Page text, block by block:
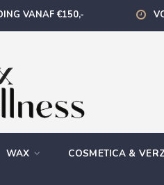
VANAF €150,-
WAX COSMETICA &